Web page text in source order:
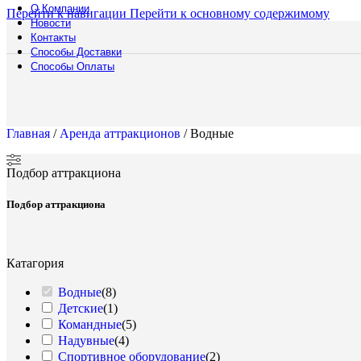
Перейти к навигации Перейти к основному содержимому
О Компании
Новости
Контакты
Способы Доставки
Способы Оплаты
Мягкая
Главная / Аренда аттракционов / Водные
Подбор аттракциона
Подбор аттракциона
Катагория
Водные(8)
Детские(1)
Командные(5)
Надувные(4)
Спортивное оборудование(2)